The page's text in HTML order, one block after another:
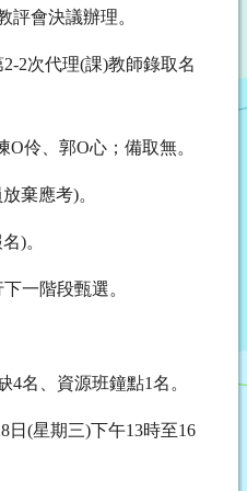
評會決議辦理。
2次代理(課)教師錄取名
伶、郭O心；備取無。
棄應考)。
)。
一階段甄選。
4名、資源班鐘點1名。
日(星期三)下午13時至16